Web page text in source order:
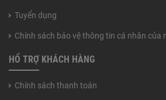
Tuyển dụng
Chính sách bảo vệ thông tin cá nhân của
HỔ TRỢ KHÁCH HÀNG
Chính sách thanh toán